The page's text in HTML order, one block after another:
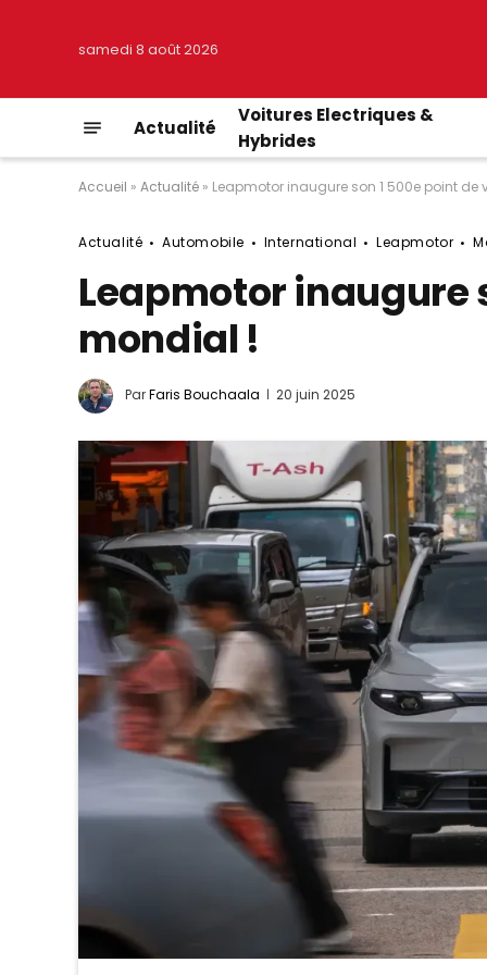
samedi 8 août 2026
Actualité
Voitures Electriques &
Hybrides
Accueil » Actualité » Leapmotor inaugure son 1 500e point de
Actualité Automobile International Leapmotor
Leapmotor inaugure
mondial !
ParFaris Bouchaala 20 juin 2025